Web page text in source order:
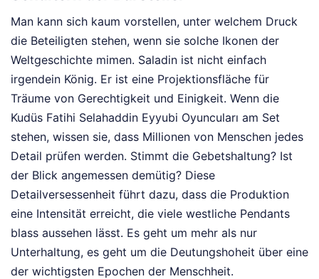
Man kann sich kaum vorstellen, unter welchem Druck
die Beteiligten stehen, wenn sie solche Ikonen der
Weltgeschichte mimen. Saladin ist nicht einfach
irgendein König. Er ist eine Projektionsfläche für
Träume von Gerechtigkeit und Einigkeit. Wenn die
Kudüs Fatihi Selahaddin Eyyubi Oyuncuları am Set
stehen, wissen sie, dass Millionen von Menschen jedes
Detail prüfen werden. Stimmt die Gebetshaltung? Ist
der Blick angemessen demütig? Diese
Detailversessenheit führt dazu, dass die Produktion
eine Intensität erreicht, die viele westliche Pendants
blass aussehen lässt. Es geht um mehr als nur
Unterhaltung, es geht um die Deutungshoheit über eine
der wichtigsten Epochen der Menschheit.